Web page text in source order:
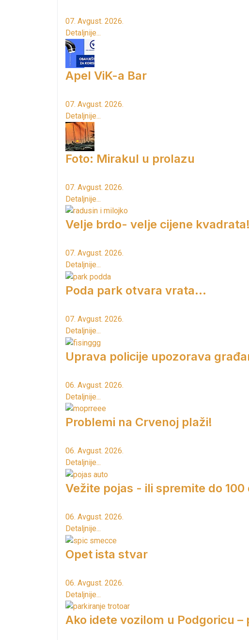
07. Avgust. 2026.
Detaljnije...
Apel ViK-a Bar
07. Avgust. 2026.
Detaljnije...
Foto: Mirakul u prolazu
07. Avgust. 2026.
Detaljnije...
Velje brdo- velje cijene kvadrata!
07. Avgust. 2026.
Detaljnije...
Poda park otvara vrata...
07. Avgust. 2026.
Detaljnije...
Uprava policije upozorava
06. Avgust. 2026.
Detaljnije...
Problemi na Crvenoj plaži!
06. Avgust. 2026.
Detaljnije...
Vežite pojas - ili spremite do
06. Avgust. 2026.
Detaljnije...
Opet ista stvar
06. Avgust. 2026.
Detaljnije...
Ako idete vozilom u Podgoricu